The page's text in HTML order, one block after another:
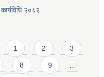
कार्यविधि २०८२
1 2 3
8 9